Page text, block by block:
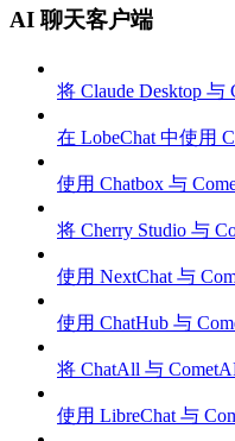
AI 聊天客户端
将 Claude Desktop 与
在 LobeChat 中使用
使用 Chatbox 与
将 Cherry Studio 与
使用 NextChat 与
使用 ChatHub 与
将 ChatAll 与
使用 LibreChat 与